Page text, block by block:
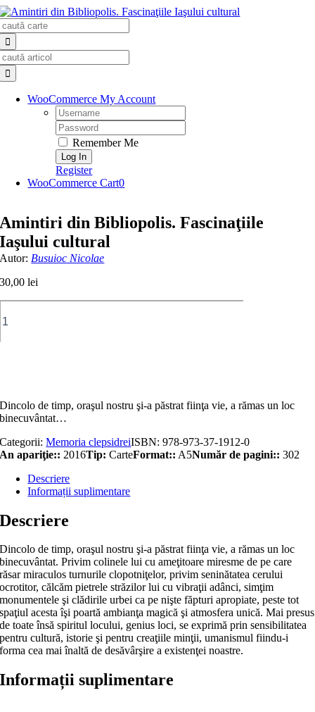
Skip
to
content
WooCommerce My Account
Username:
Password:
Remember Me
Register
WooCommerce Cart0
Amintiri din Bibliopolis. Fascinaţiile
Iaşului cultural
Autor: Busuioc Nicolae
30,00lei
Dincolo de timp, oraşul nostru şi-a păstrat fiinţa vie, a rămas un loc
binecuvântat…
Categorii:Memoria clepsidreiISBN:978-973-37-1912-0
An apariţie:: 2016Tip: CarteFormat:: A5Număr de pagini:: 302
Descriere
Informații suplimentare
Descriere
Dincolo de timp, oraşul nostru şi-a păstrat fiinţa vie, a rămas un loc
binecuvântat. Privim colinele lui cu ameţitoare miresme de pe care
răsar miraculos turnurile clopotniţelor, privim seninătatea cerului
ocrotitor, călcăm pietrele străzilor lui cu vibraţii adânci, simţim
monumentele şi clădirile urbei ca pe nişte făpturi apropiate, peste tot
spaţiul acesta îşi poartă ambianţa magică şi atmosfera unică. Mai presus
de toate însă spiritul locului, genius loci, se exprimă prin sensibilitatea
pentru cultură, istorie şi pentru creaţiile minţii, umanismul fiindu-i
forma cea mai înaltă de desăvârşire a existenţei noastre.
Informații suplimentare